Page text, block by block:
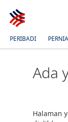
PERIBADI
Ada
Halaman